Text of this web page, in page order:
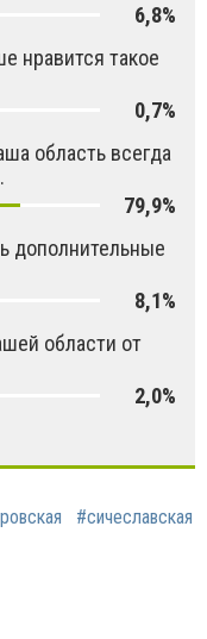
6,8%
нравится такое
0,7%
область всегда
79,9%
дополнительные
8,1%
области от
2,0%
#сичеславская